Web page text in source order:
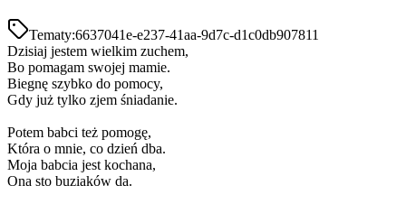
Tematy:6637041e-e237-41aa-9d7c-d1c0db907811
Dzisiaj jestem wielkim zuchem,
Bo pomagam swojej mamie.
Biegnę szybko do pomocy,
Gdy już tylko zjem śniadanie.
Potem babci też pomogę,
Która o mnie, co dzień dba.
Moja babcia jest kochana,
Ona sto buziaków da.